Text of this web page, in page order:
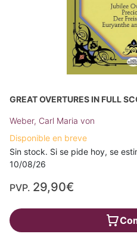
GREAT OVERTURES IN FULL
Weber, Carl Maria von
Disponible en breve
Sin stock. Si se pide hoy, se
10/08/26
PVP. 29,90€